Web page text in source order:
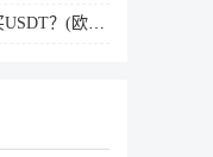
易交易所为例)